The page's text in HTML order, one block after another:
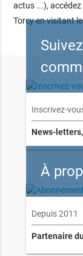
actus ...),
Torcy en visitant
Inscrivez-
News-
À
Depuis 2011
Partenaire